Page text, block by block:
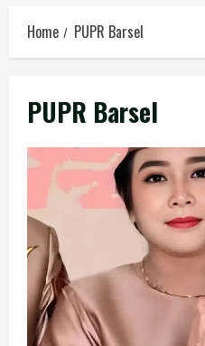
Home PUPR Barsel
PUPR Barsel